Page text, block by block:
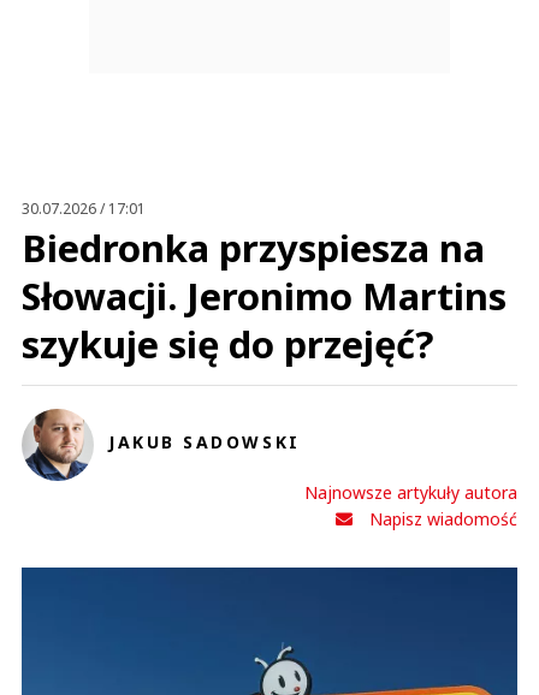
30.07.2026 / 17:01
Biedronka przyspiesza na
Słowacji. Jeronimo Martins
szykuje się do przejęć?
JAKUB SADOWSKI
Najnowsze artykuły autora
Napisz wiadomość